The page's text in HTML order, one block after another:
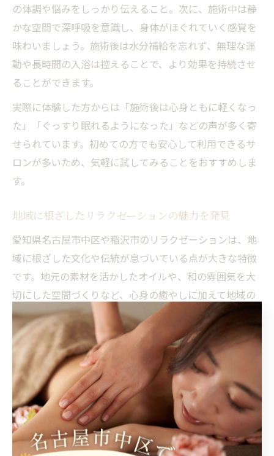
の体調や悩みをしっかり伝えること。次に、施術中は静
かな空間で深呼吸を意識し、身体がほぐれていく感覚を
味わいましょう。施術後は水分補給を忘れず、無理な運
動や長時間の入浴は控えることで、より効果を持続させ
ることができます。
実際に体験した方からは「施術後は心身ともに軽くなっ
た」「ぐっすり眠れるようになった」などの声が多く寄
せられています。初めての方でも安心して利用できるサ
ロンが多いため、気軽に試してみることをおすすめしま
す。
地域に根ざしたリラクゼーションの魅力を発見
愛知県名古屋市中区や稲沢市のリラクゼーションは、地
域に根ざした文化や伝統が息づいている点が大きな特徴
です。地元の素材を活かしたオイルや、和の雰囲気を大
切にした空間づくりなど、心身の癒やしに加えて地域の
魅力も体感できます。こうした取り組みは、地元住民だ
けでなく観光客からも高い評価を受けています。
また、地域密着型のサロンは、利用者一人ひとりとの信
頼関係を重視しています。リピート利用が多いことから
も、安心して悩みを相談できる環境が整っていることが
うかがえます。例えば、季節ごとのケアや地域行事との
連携イベントなど、地元ならではのサービスも多く見ら
れます。